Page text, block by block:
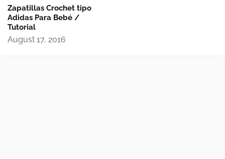
Zapatillas Crochet tipo
Adidas Para Bebé /
Tutorial
August 17, 2016